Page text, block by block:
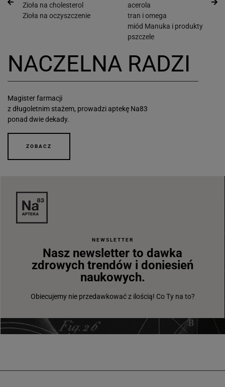
Zioła na cholesterol
Zioła na oczyszczenie
acerola
tran i omega
miód Manuka i produkty
pszczele
NACZELNA RADZI
Magister farmacji
z długoletnim stażem, prowadzi aptekę Na83
ponad dwie dekady.
ZOBACZ
NEWSLETTER
Nasz newsletter to dawka
zdrowych trendów i doniesień
naukowych.
Obiecujemy nie przedawkować z ilością! Co Ty na to?